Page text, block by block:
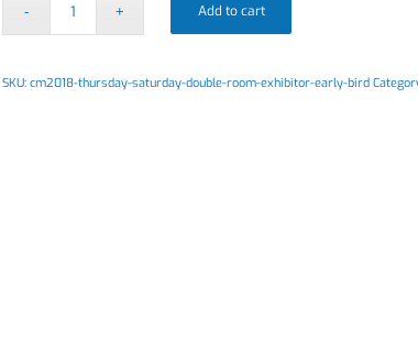
Add to cart
SKU:cm2018-thursday-saturday-double-room-exhibitor-early-bird